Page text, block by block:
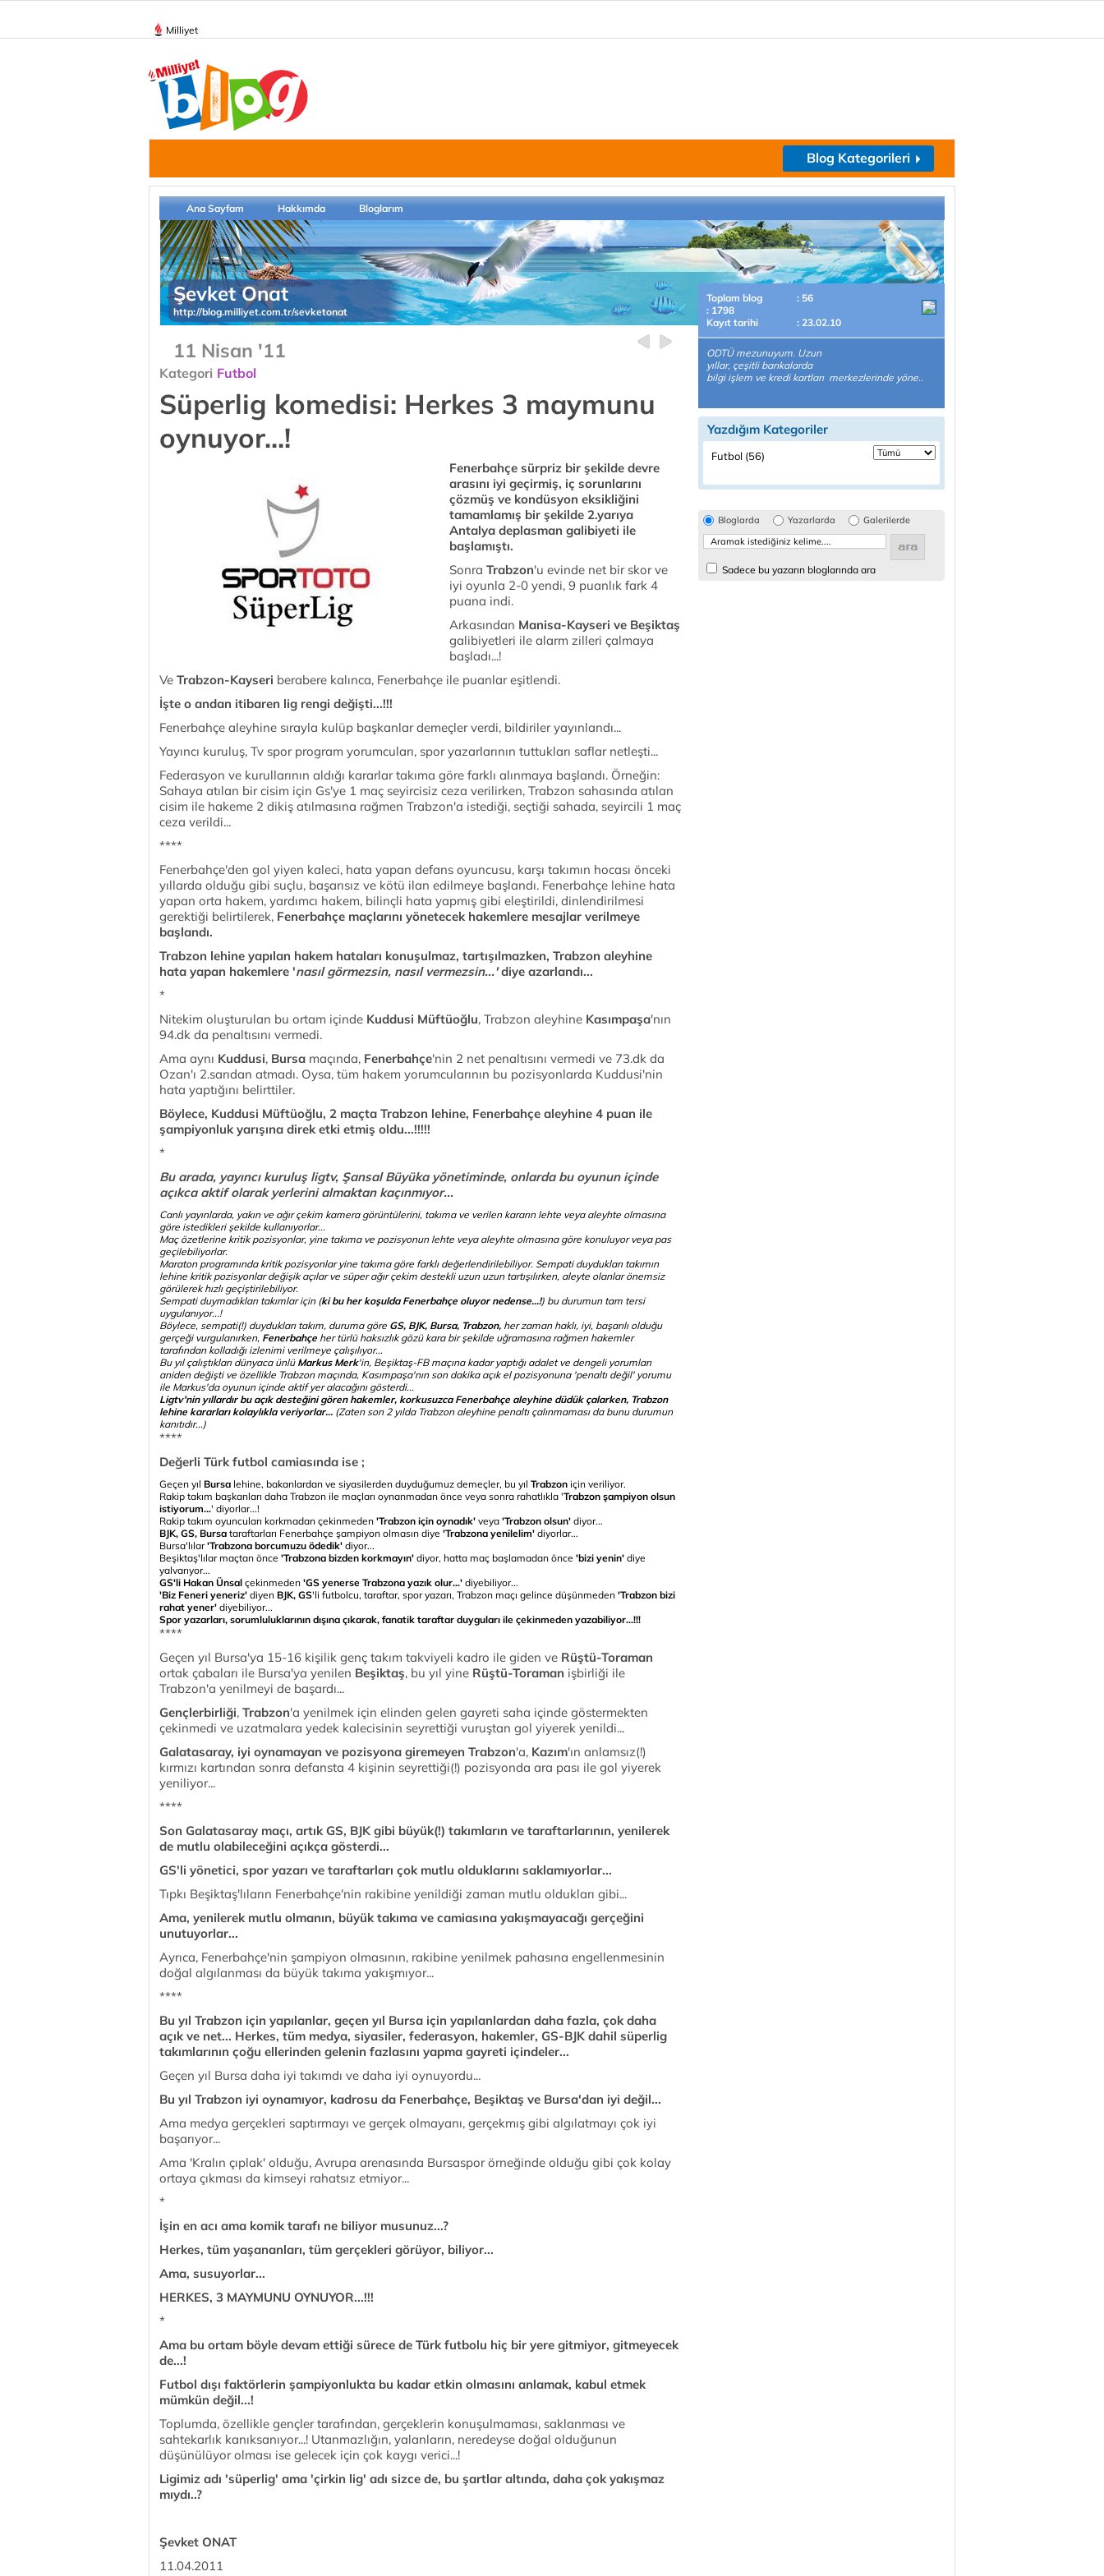
Milliyet
Blog Kategorileri
Ana Sayfam Hakkımda Bloglarım
Şevket Onat
http://blog.milliyet.com.tr/sevketonat
11 Nisan '11
Kategori Futbol
Süperlig komedisi: Herkes 3 maymunu
oynuyor...!
Fenerbahçe sürpriz bir şekilde devre
arasını iyi geçirmiş, iç sorunlarını
çözmüş ve kondüsyon eksikliğini
tamamlamış bir şekilde 2.yarıya
Antalya deplasman galibiyeti ile
başlamıştı.
Sonra Trabzon'u evinde net bir skor ve
iyi oyunla 2-0 yendi, 9 puanlık fark 4
puana indi.
Arkasından Manisa-Kayseri ve Beşiktaş
galibiyetleri ile alarm zilleri çalmaya
başladı...!
Ve Trabzon-Kayseri berabere kalınca, Fenerbahçe ile puanlar eşitlendi.
İşte o andan itibaren lig rengi değişti...!!!
Fenerbahçe aleyhine sırayla kulüp başkanlar demeçler verdi, bildiriler yayınlandı...
Yayıncı kuruluş, Tv spor program yorumcuları, spor yazarlarının tuttukları saflar netleşti...
Federasyon ve kurullarının aldığı kararlar takıma göre farklı alınmaya başlandı. Örneğin:
Sahaya atılan bir cisim için Gs'ye 1 maç seyircisiz ceza verilirken, Trabzon sahasında atılan
cisim ile hakeme 2 dikiş atılmasına rağmen Trabzon'a istediği, seçtiği sahada, seyircili 1 maç
ceza verildi...
****
Fenerbahçe'den gol yiyen kaleci, hata yapan defans oyuncusu, karşı takımın hocası önceki
yıllarda olduğu gibi suçlu, başarısız ve kötü ilan edilmeye başlandı. Fenerbahçe lehine hata
yapan orta hakem, yardımcı hakem, bilinçli hata yapmış gibi eleştirildi, dinlendirilmesi
gerektiği belirtilerek, Fenerbahçe maçlarını yönetecek hakemlere mesajlar verilmeye
başlandı.
Trabzon lehine yapılan hakem hataları konuşulmaz, tartışılmazken, Trabzon aleyhine
hata yapan hakemlere 'nasıl görmezsin, nasıl vermezsin...'diye azarlandı...
*
Nitekim oluşturulan bu ortam içinde Kuddusi Müftüoğlu, Trabzon aleyhine Kasımpaşa'nın
94.dk da penaltısını vermedi.
Ama aynı Kuddusi, Bursa maçında, Fenerbahçe'nin 2 net penaltısını vermedi ve 73.dk da
Ozan'ı 2.sarıdan atmadı. Oysa, tüm hakem yorumcularının bu pozisyonlarda Kuddusi'nin
hata yaptığını belirttiler.
Böylece, Kuddusi Müftüoğlu, 2 maçta Trabzon lehine, Fenerbahçe aleyhine 4 puan ile
şampiyonluk yarışına direk etki etmiş oldu...!!!!!
*
Bu arada, yayıncı kuruluş ligtv, Şansal Büyüka yönetiminde, onlarda bu oyunun içinde
açıkca aktif olarak yerlerini almaktan kaçınmıyor...
Canlı yayınlarda, yakın ve ağır çekim kamera görüntülerini, takıma ve verilen kararın lehte veya aleyhte olmasına
göre istedikleri şekilde kullanıyorlar...
Maç özetlerine kritik pozisyonlar, yine takıma ve pozisyonun lehte veya aleyhte olmasına göre konuluyor veya pas
geçilebiliyorlar.
Maraton programında kritik pozisyonlar yine takıma göre farklı değerlendirilebiliyor. Sempati duydukları takımın
lehine kritik pozisyonlar değişik açılar ve süper ağır çekim destekli uzun uzun tartışılırken, aleyte olanlar önemsiz
görülerek hızlı geçiştirilebiliyor.
Sempati duymadıkları takımlar için (ki bu her koşulda Fenerbahçe oluyor nedense...!) bu durumun tam tersi
uygulanıyor...!
Böylece, sempati(!) duydukları takım, duruma göre GS, BJK, Bursa, Trabzon, her zaman haklı, iyi, başarılı olduğu
gerçeği vurgulanırken, Fenerbahçe her türlü haksızlık gözü kara bir şekilde uğramasına rağmen hakemler
tarafından kolladığı izlenimi verilmeye çalışılıyor...
Bu yıl çalıştıkları dünyaca ünlü Markus Merk'in, Beşiktaş-FB maçına kadar yaptığı adalet ve dengeli yorumları
aniden değişti ve özellikle Trabzon maçında, Kasımpaşa'nın son dakika açık el pozisyonuna 'penaltı değil' yorumu
ile Markus'da oyunun içinde aktif yer alacağını gösterdi...
Ligtv'nin yıllardır bu açık desteğini gören hakemler, korkusuzca Fenerbahçe aleyhine düdük çalarken, Trabzon
lehine kararları kolaylıkla veriyorlar... (Zaten son 2 yılda Trabzon aleyhine penaltı çalınmaması da bunu durumun
kanıtıdır...)
****
Değerli Türk futbol camiasında ise ;
Geçen yıl Bursa lehine, bakanlardan ve siyasilerden duyduğumuz demeçler, bu yıl Trabzon için veriliyor.
Rakip takım başkanları daha Trabzon ile maçları oynanmadan önce veya sonra rahatlıkla 'Trabzon şampiyon olsun
istiyorum...' diyorlar...!
Rakip takım oyuncuları korkmadan çekinmeden 'Trabzon için oynadık' veya 'Trabzon olsun' diyor...
BJK, GS, Bursa taraftarları Fenerbahçe şampiyon olmasın diye 'Trabzona yenilelim' diyorlar...
Bursa'lılar'Trabzona borcumuzu ödedik' diyor...
Beşiktaş'lılar maçtan önce 'Trabzona bizden korkmayın' diyor, hatta maç başlamadan önce 'bizi yenin' diye
yalvarıyor...
GS'li Hakan Ünsal çekinmeden 'GS yenerse Trabzona yazık olur...' diyebiliyor...
'Biz Feneri yeneriz' diyen BJK, GS'li futbolcu, taraftar, spor yazarı, Trabzon maçı gelince düşünmeden 'Trabzon bizi
rahat yener' diyebiliyor...
Spor yazarları, sorumluluklarının dışına çıkarak, fanatik taraftar duyguları ile çekinmeden yazabiliyor...!!!
****
Geçen yıl Bursa'ya 15-16 kişilik genç takım takviyeli kadro ile giden ve Rüştü-Toraman
ortak çabaları ile Bursa'ya yenilen Beşiktaş, bu yıl yine Rüştü-Toraman işbirliği ile
Trabzon'a yenilmeyi de başardı...
Gençlerbirliği, Trabzon'a yenilmek için elinden gelen gayreti saha içinde göstermekten
çekinmedi ve uzatmalara yedek kalecisinin seyrettiği vuruştan gol yiyerek yenildi...
Galatasaray, iyi oynamayan ve pozisyona giremeyen Trabzon'a, Kazım'ın anlamsız(!)
kırmızı kartından sonra defansta 4 kişinin seyrettiği(!) pozisyonda ara pası ile gol yiyerek
yeniliyor...
****
Son Galatasaray maçı, artık GS, BJK gibi büyük(!) takımların ve taraftarlarının, yenilerek
de mutlu olabileceğini açıkça gösterdi...
GS'li yönetici, spor yazarı ve taraftarları çok mutlu olduklarını saklamıyorlar...
Tıpkı Beşiktaş'lıların Fenerbahçe'nin rakibine yenildiği zaman mutlu oldukları gibi...
Ama, yenilerek mutlu olmanın, büyük takıma ve camiasına yakışmayacağı gerçeğini
unutuyorlar...
Ayrıca, Fenerbahçe'nin şampiyon olmasının, rakibine yenilmek pahasına engellenmesinin
doğal algılanması da büyük takıma yakışmıyor...
****
Bu yıl Trabzon için yapılanlar, geçen yıl Bursa için yapılanlardan daha fazla, çok daha
açık ve net... Herkes, tüm medya, siyasiler, federasyon, hakemler, GS-BJK dahil süperlig
takımlarının çoğu ellerinden gelenin fazlasını yapma gayreti içindeler...
Geçen yıl Bursa daha iyi takımdı ve daha iyi oynuyordu...
Bu yıl Trabzon iyi oynamıyor, kadrosu da Fenerbahçe, Beşiktaş ve Bursa'dan iyi değil...
Ama medya gerçekleri saptırmayı ve gerçek olmayanı, gerçekmış gibi algılatmayı çok iyi
başarıyor...
Ama 'Kralın çıplak' olduğu, Avrupa arenasında Bursaspor örneğinde olduğu gibi çok kolay
ortaya çıkması da kimseyi rahatsız etmiyor...
*
İşin en acı ama komik tarafı ne biliyor musunuz...?
Herkes, tüm yaşananları, tüm gerçekleri görüyor, biliyor...
Ama, susuyorlar...
HERKES, 3 MAYMUNU OYNUYOR...!!!
*
Ama bu ortam böyle devam ettiği sürece de Türk futbolu hiç bir yere gitmiyor, gitmeyecek
de...!
Futbol dışı faktörlerin şampiyonlukta bu kadar etkin olmasını anlamak, kabul etmek
mümkün değil...!
Toplumda, özellikle gençler tarafından, gerçeklerin konuşulmaması, saklanması ve
sahtekarlık kanıksanıyor...! Utanmazlığın, yalanların, neredeyse doğal olduğunun
düşünülüyor olması ise gelecek için çok kaygı verici...!
Ligimiz adı 'süperlig' ama 'çirkin lig' adı sizce de, bu şartlar altında, daha çok yakışmaz
mıydı..?
Şevket ONAT
11.04.2011
Toplam blog
: 56
: 1798
Kayıt tarihi
: 23.02.10
ODTÜ mezunuyum. Uzun
yıllar, çeşitli bankalarda
bilgi işlem ve kredi kartları merkezlerinde yöne..
Yazdığım Kategoriler
Futbol (56)
Bloglarda Yazarlarda Galerilerde
Sadece bu yazarın bloglarında ara